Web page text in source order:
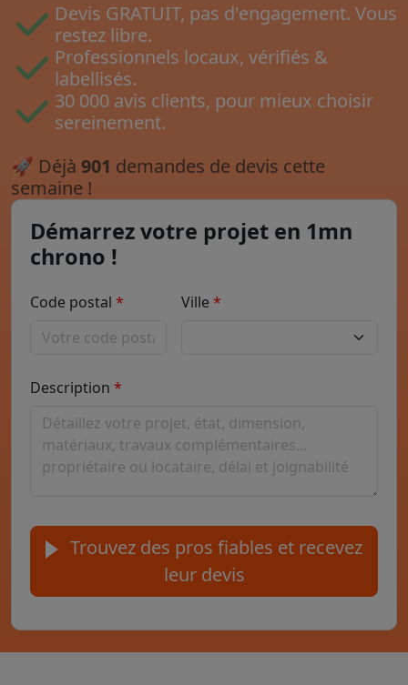
Devis GRATUIT, pas d'engagement. Vous
restez libre.
Professionnels locaux, vérifiés &
labellisés.
30 000 avis clients, pour mieux choisir
sereinement.
🚀 Déjà 901 demandes de devis cette
semaine !
Démarrez votre projet en 1mn
chrono !
Code postal Ville
Description
Trouvez des pros fiables et recevez
leur devis